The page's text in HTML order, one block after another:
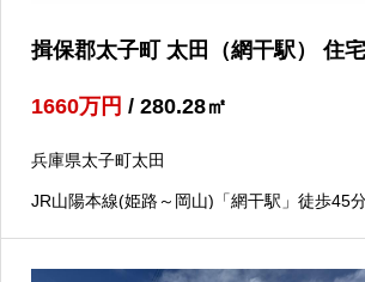
揖保郡太子町 太田（網干駅） 住
1660万円 / 280.28㎡
兵庫県太子町太田
JR山陽本線(姫路～岡山)「網干駅」徒歩45